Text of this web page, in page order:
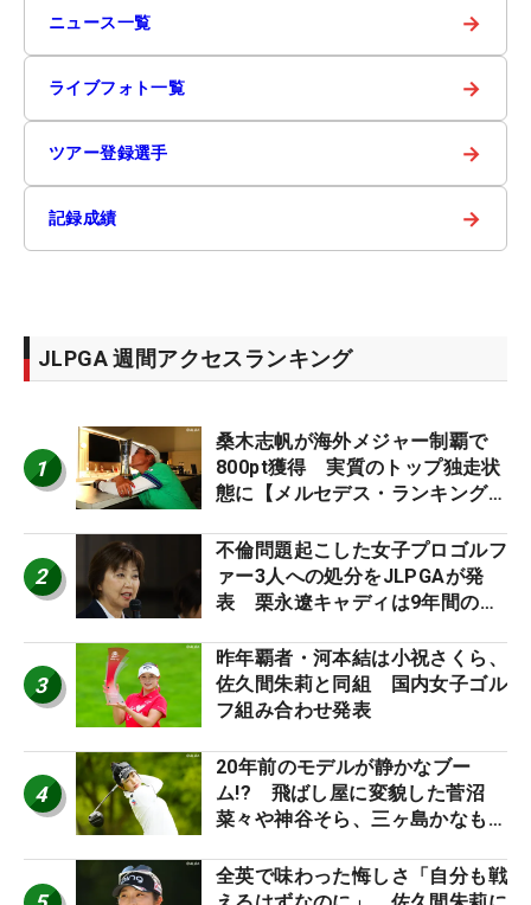
ニュース一覧 →
ライブフォト一覧 →
ツアー登録選手 →
記録成績 →
JLPGA 週間アクセスランキング
1
桑木志帆が海外メジャー制覇で
800pt獲得 実質のトップ独走状
態に【メルセデス・ランキング番
2
不倫問題起こした女子プロゴルフ
ァー3人への処分をJLPGAが発
表 栗永遼キャディは9年間の立
3
昨年覇者・河本結は小祝さくら、
佐久間朱莉と同組 国内女子ゴル
フ組み合わせ発表
4
20年前のモデルが静かなブー
ム!? 飛ばし屋に変貌した菅沼
菜々や神谷そら、三ヶ島かなも使
ロたちの“飛ばしギア”】
全英で味わった悔しさ「自分も戦